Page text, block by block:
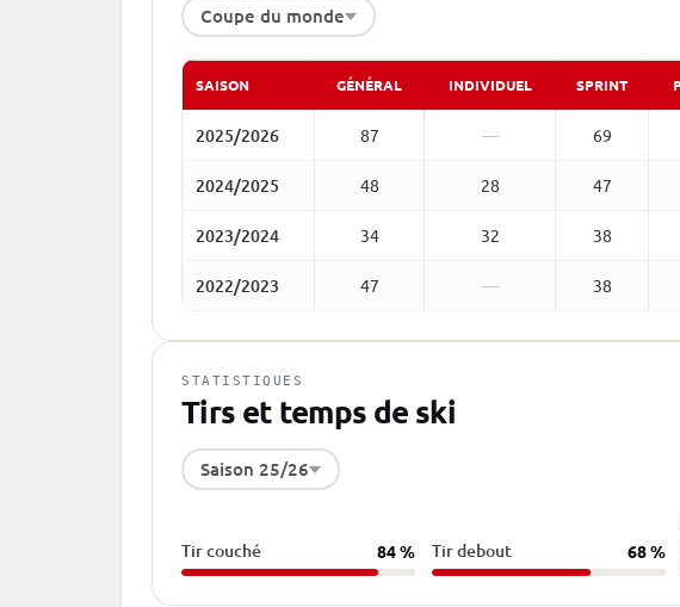
Coupe du monde
SAISON GÉNÉRAL INDIVIDUEL SPRINT
2025/2026 87 — 69
2024/2025 48 28 47
2023/2024 34 32 38
2022/2023 47 — 38
STATISTIQUES
Tirs et temps de ski
Saison 25/26
Tir couché 84 % Tir debout 68 %